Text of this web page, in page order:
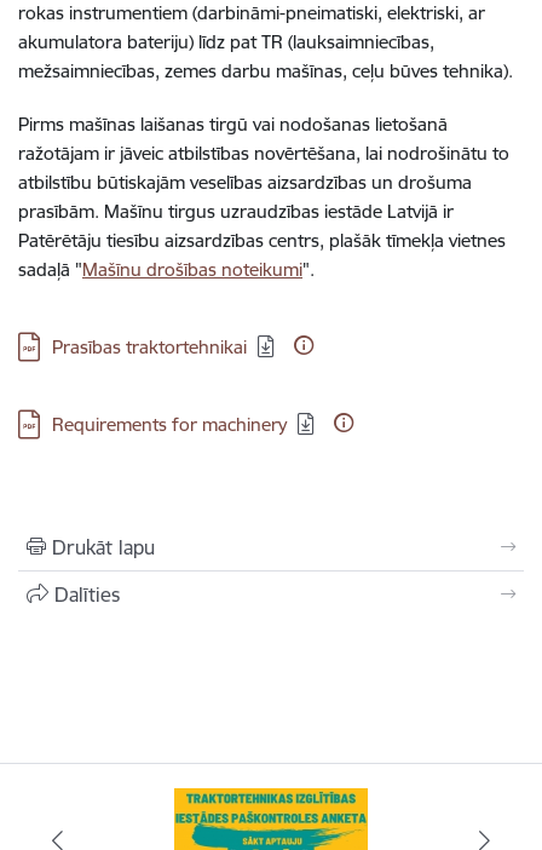
rokas instrumentiem (darbināmi-pneimatiski, elektriski, ar
akumulatora bateriju) līdz pat TR (lauksaimniecības,
mežsaimniecības, zemes darbu mašīnas, ceļu būves tehnika).
Pirms mašīnas laišanas tirgū vai nodošanas lietošanā
ražotājam ir jāveic atbilstības novērtēšana, lai nodrošinātu to
atbilstību būtiskajām veselības aizsardzības un drošuma
prasībām. Mašīnu tirgus uzraudzības iestāde Latvijā ir
Patērētāju tiesību aizsardzības centrs, plašāk tīmekļa vietnes
sadaļā "Mašīnu drošības noteikumi".
Lejupielādēt:
Prasības traktortehnikai
Lejupielādēt:
Requirements for machinery
Drukāt lapu
Dalīties